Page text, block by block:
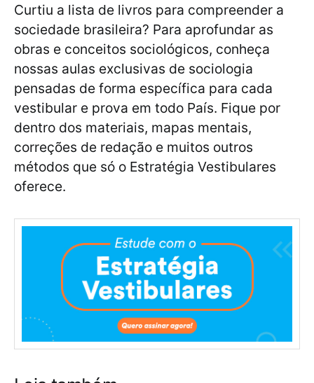
Curtiu a lista de livros para compreender a
sociedade brasileira? Para aprofundar as
obras e conceitos sociológicos, conheça
nossas aulas exclusivas de sociologia
pensadas de forma específica para cada
vestibular e prova em todo País. Fique por
dentro dos materiais, mapas mentais,
correções de redação e muitos outros
métodos que só o Estratégia Vestibulares
oferece.